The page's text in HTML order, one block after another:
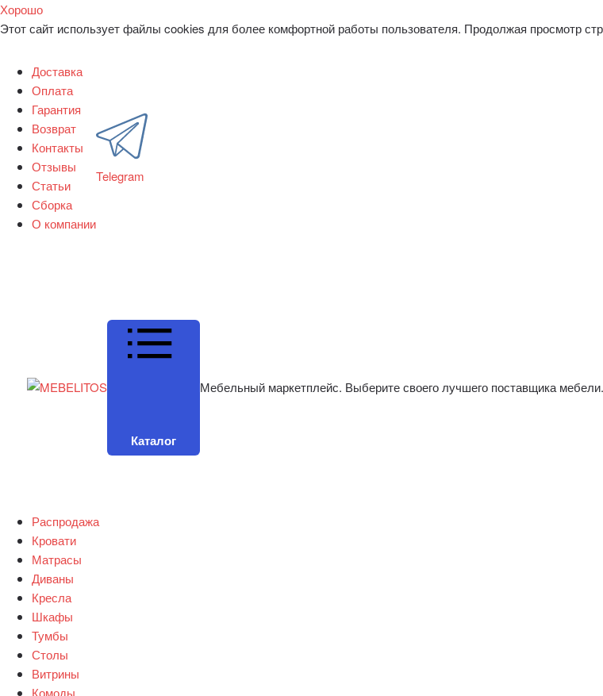
Хорошо
Этот сайт использует файлы cookies для более комфортной работы пользователя. Продолжая просмотр
Доставка
Оплата
Гарантия
Возврат
Контакты
Отзывы
Статьи
Сборка
О компании
Telegram
Каталог
Мебельный маркетплейс. Выберите своего лучшего поставщика мебели.
Распродажа
Кровати
Матрасы
Диваны
Кресла
Шкафы
Тумбы
Столы
Витрины
Комоды